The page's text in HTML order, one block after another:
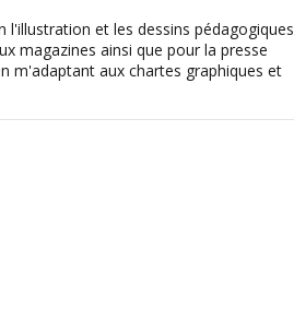
l'illustration et les dessins pédagogiques
magazines ainsi que pour la presse
m'adaptant aux chartes graphiques et